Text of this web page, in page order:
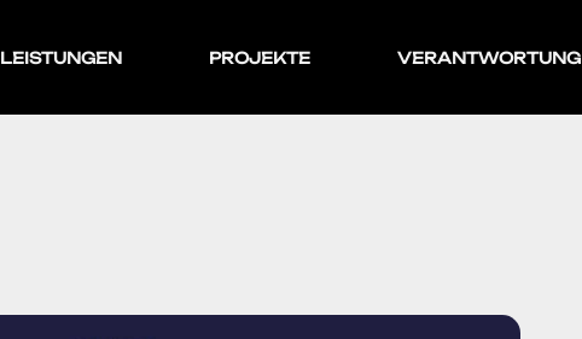
LEISTUNGEN PROJEKTE VERANTWORTUNG